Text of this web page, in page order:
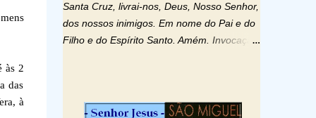
às 2
das
à
Santa Cruz, livrai-nos, Deus, Nosso Senhor,
dos nossos inimigos. Em nome do Pai e do
Filho e do Espírito Santo. Amém. Invocação
o vosso Espírito e tudo será criado. E